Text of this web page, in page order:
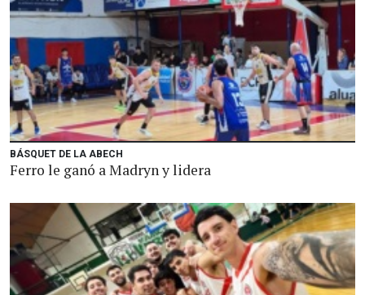
BÁSQUET DE LA ABECH
Ferro le ganó a Madryn y lidera